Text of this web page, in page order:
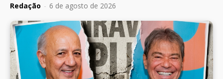
Redação - 6 de agosto de 2026